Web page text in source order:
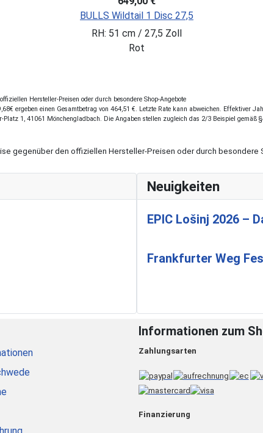
BULLS Wildtail 1 Disc 27,5
RH: 51 cm / 27,5 Zoll
Rot
Hersteller-Preisen oder durch besondere Shop-Angebote
ergeben einen Gesamtbetrag von 464,51 €. Letzte Rate kann abweichen. Effektiver
1, 41061 Mönchengladbach. Die Angaben stellen zugleich das 2/3 Beispiel gemäß
gegenüber den offiziellen Hersteller-Preisen oder durch besondere
Neuigkeiten
EPIC Lošinj 2026 –
Frankfurter Weg
Informationen zum
Zahlungsarten
Finanzierung